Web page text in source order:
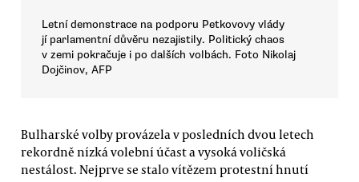
Letní demonstrace na podporu Petkovovy vlády
jí parlamentní důvěru nezajistily. Politický chaos
v zemi pokračuje i po dalších volbách. Foto Nikolaj
Dojčinov, AFP
Bulharské volby provázela v posledních dvou letech
rekordně nízká volební účast a vysoká voličská
nestálost. Nejprve se stalo vítězem protestní hnutí